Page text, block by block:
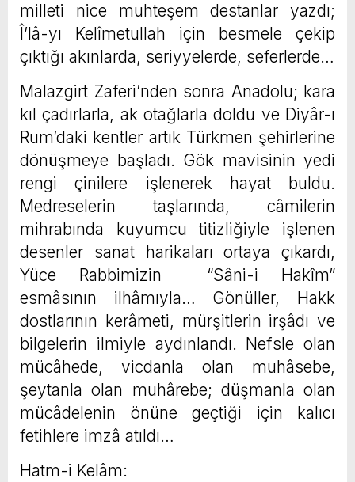
milleti nice muhteşem destanlar yazdı;
Î’lâ-yı Kelîmetullah için besmele çekip
çıktığı akınlarda, seriyyelerde, seferlerde…
Malazgirt Zaferi’nden sonra Anadolu; kara
kıl çadırlarla, ak otağlarla doldu ve Diyâr-ı
Rum’daki kentler artık Türkmen şehirlerine
dönüşmeye başladı. Gök mavisinin yedi
rengi çinilere işlenerek hayat buldu.
Medreselerin taşlarında, câmilerin
mihrabında kuyumcu titizliğiyle işlenen
desenler sanat harikaları ortaya çıkardı,
Yüce Rabbimizin “Sâni-i Hakîm”
esmâsının ilhâmıyla… Gönüller, Hakk
dostlarının kerâmeti, mürşitlerin irşâdı ve
bilgelerin ilmiyle aydınlandı. Nefsle olan
mücâhede, vicdanla olan muhâsebe,
şeytanla olan muhârebe; düşmanla olan
mücâdelenin önüne geçtiği için kalıcı
fetihlere imzâ atıldı…
Hatm-i Kelâm: